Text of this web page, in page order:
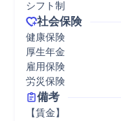
シフト制
社会保険
健康保険
厚生年金
雇用保険
労災保険
備考
【賃金】